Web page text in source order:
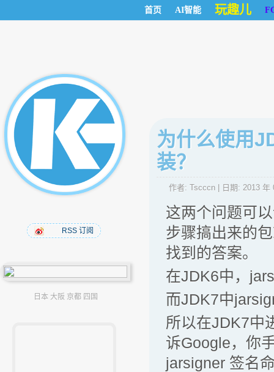
首页 AI智能 玩趣儿
RSS 订阅
日本 大阪 京都 四国
为什么使用
装？
作者: Tscccn | 日期: 2013 年
这两个问题可
步骤搞出来的
找到的答案。
在JDK6中，
而JDK7中
所以在JDK7中
诉Google，你
jarsigner 签名